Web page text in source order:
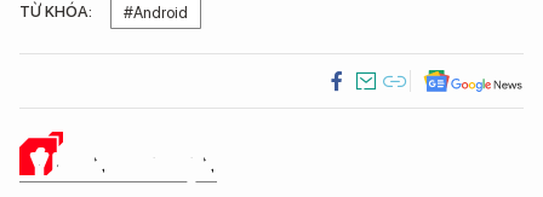
TỪ KHÓA: #Android
Ý KIẾN CỦA BẠN